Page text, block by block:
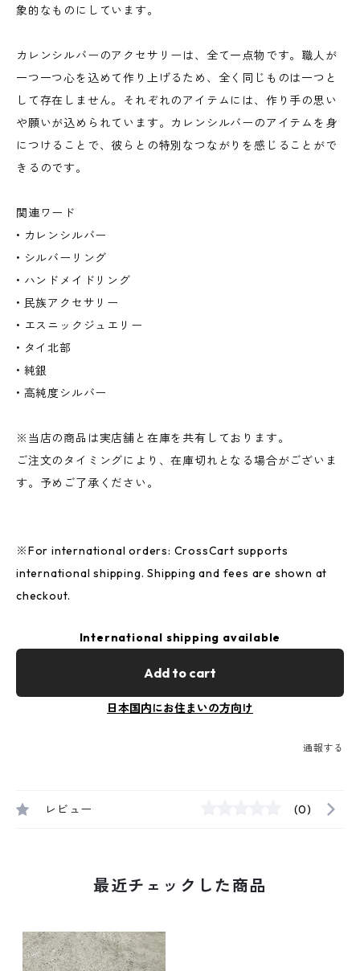
象的なものにしています。
カレンシルバーのアクセサリーは、全て一点物です。職人が
一つ一つ心を込めて作り上げるため、全く同じものは一つと
して存在しません。それぞれのアイテムには、作り手の思い
や願いが込められています。カレンシルバーのアイテムを身
につけることで、彼らとの特別なつながりを感じることがで
きるのです。
関連ワード
• カレンシルバー
• シルバーリング
• ハンドメイドリング
• 民族アクセサリー
• エスニックジュエリー
• タイ北部
• 純銀
• 高純度シルバー
※当店の商品は実店舗と在庫を共有しております。
ご注文のタイミングにより、在庫切れとなる場合がございま
す。予めご了承ください。
※For international orders: CrossCart supports
international shipping. Shipping and fees are shown at
checkout.
International shipping available
Add to cart
日本国内にお住まいの方向け
通報する
レビュー (0)
最近チェックした商品